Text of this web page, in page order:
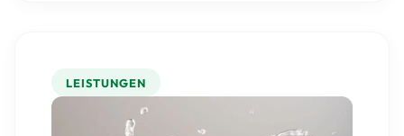
LEISTUNGEN